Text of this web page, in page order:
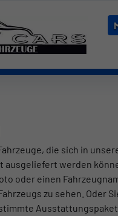
die sich in
ausgeliefert werden
oder einen
zu sehen. Oder